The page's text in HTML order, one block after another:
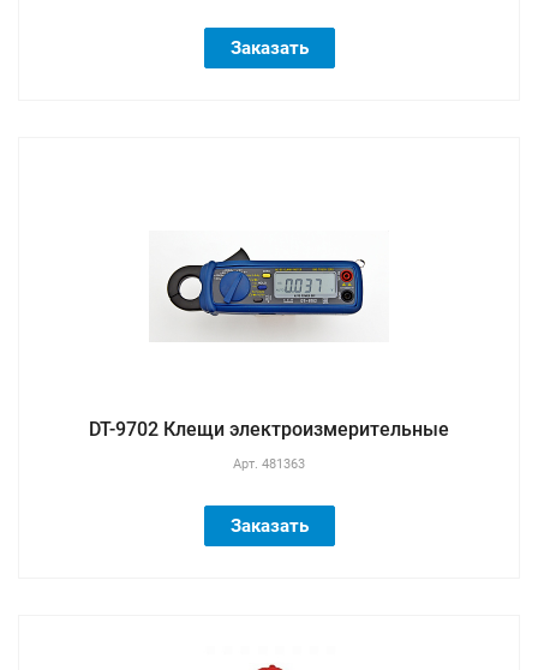
Заказать
DT-9702 Клещи электроизмерительные
Арт. 481363
Заказать